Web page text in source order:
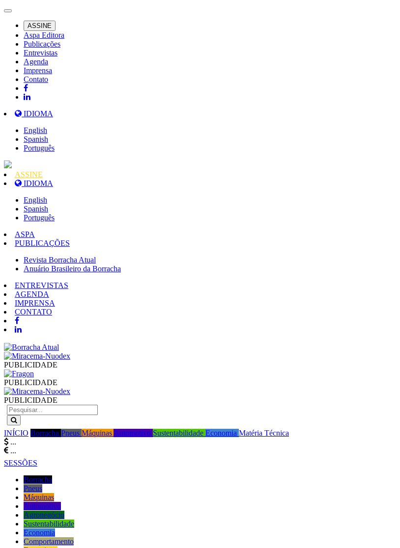
ASSINE
Aspa Editora
Publicações
Entrevistas
Agenda
Imprensa
Contato
IDIOMA
English
Spanish
Português
ASSINE
IDIOMA
English
Spanish
Português
ASPA
PUBLICAÇÕES
Revista Borracha Atual
Anuário Brasileiro da Borracha
ENTREVISTAS
AGENDA
IMPRENSA
CONTATO
PUBLICIDADE
PUBLICIDADE
PUBLICIDADE
INÍCIO Borracha Pneus Máquinas Automotivo Sustentabilidade Economia Matéria Técnica
...
...
SESSÕES
Borracha
Pneus
Máquinas
Automotivo
Agronegócio
Sustentabilidade
Economia
Comportamento